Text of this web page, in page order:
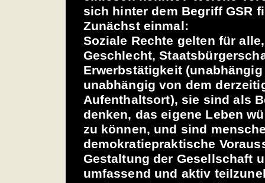
sich hinter dem Begriff GSR
Zunächst einmal:
Soziale Rechte gelten für
Geschlecht,
Erwerbstätigkeit
unabhängig von dem
Aufenthaltsort), sie sind als
denken, das eigene Leben
zu können, und sind
demokratiepraktische
Gestaltung der Gesellschaft
umfassend und aktiv